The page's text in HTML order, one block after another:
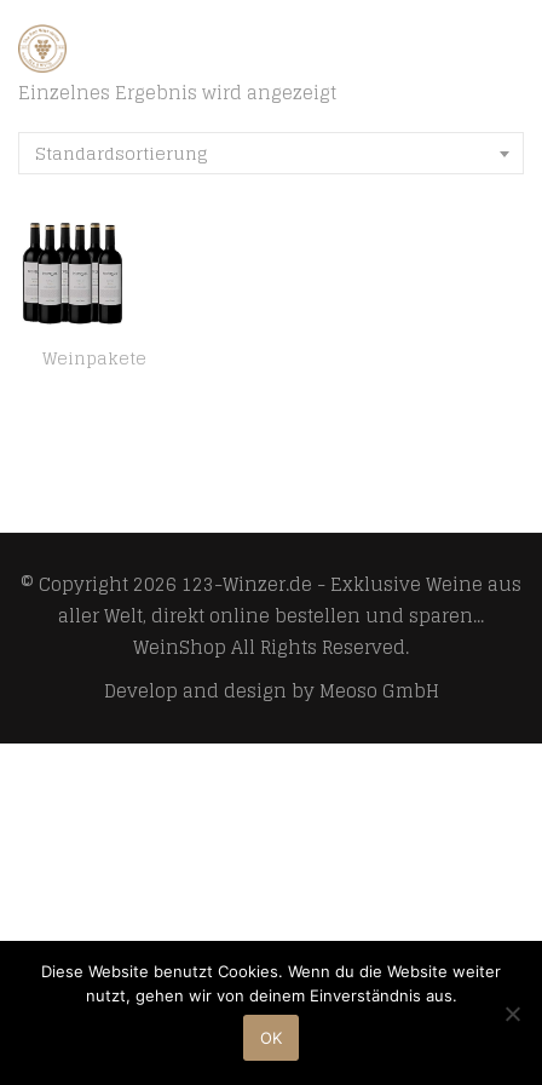
Einzelnes Ergebnis wird angezeigt
Standardsortierung
Weinpakete
© Copyright 2026 123-Winzer.de - Exklusive Weine aus
aller Welt, direkt online bestellen und sparen...
WeinShopAll Rights Reserved.
Develop and design byMeoso GmbH
Diese Website benutzt Cookies. Wenn du die Website weiter
nutzt, gehen wir von deinem Einverständnis aus.
OK